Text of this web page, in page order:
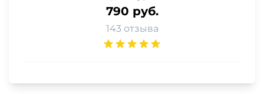
790 руб.
143 отзыва